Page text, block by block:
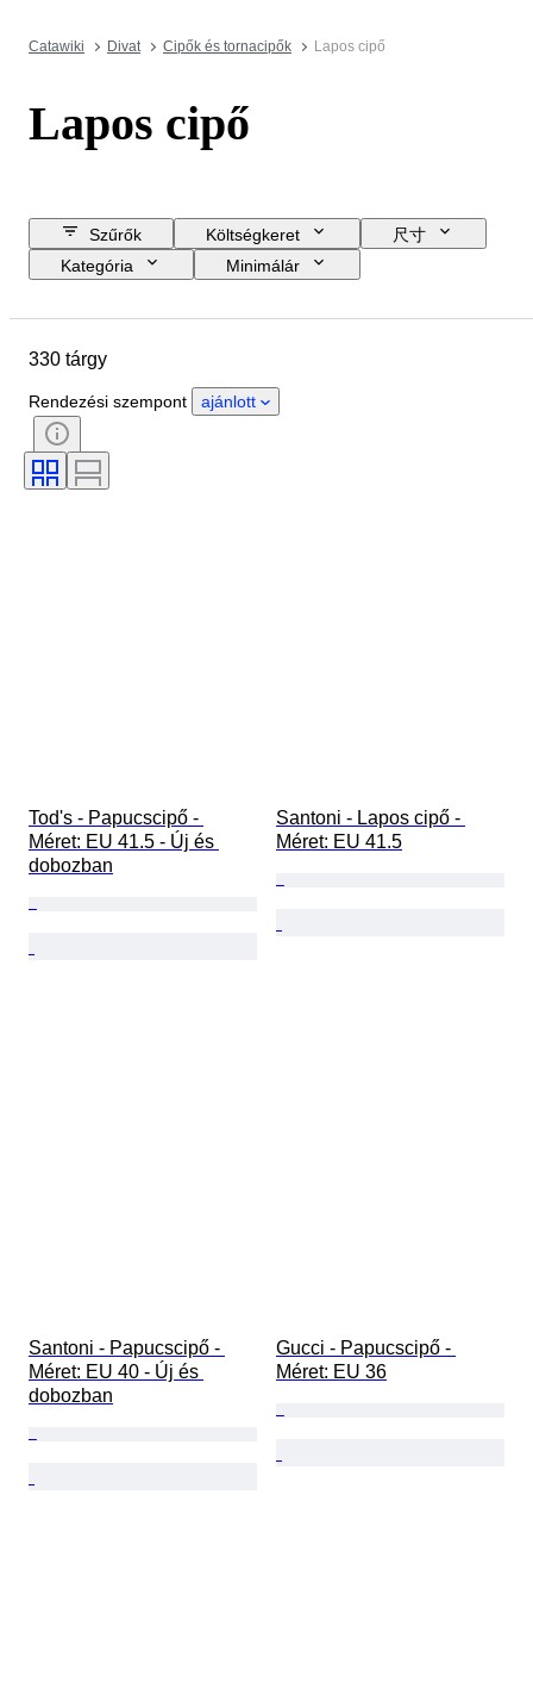
Catawiki Divat Cipők és tornacipők Lapos cipő
Lapos cipő
Szűrők Költségkeret
尺寸
Kategória
Minimálár
Country of origin
Állapot
Korszak
Tartozékok mellékelve
Minta
330 tárgy
Rendezési szempont ajánlott
Tod's - Papucscipő -
Méret: EU 41.5 - Új és
dobozban
Santoni - Lapos cipő -
Méret: EU 41.5
Santoni - Papucscipő -
Méret: EU 40 - Új és
dobozban
Gucci - Papucscipő -
Méret: EU 36